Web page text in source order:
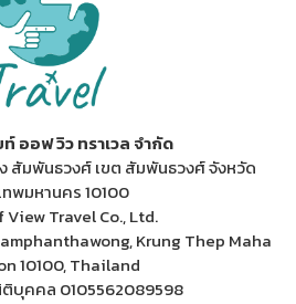
ออฟ วิว ทราเวล จำกัด
สัมพันธวงศ์ เขต สัมพันธวงศ์ จังหวัด
ทพมหานคร 10100
Travel Co., Ltd.
Krung Thep Maha
10100, Thailand
ติบุคคล 0105562089598